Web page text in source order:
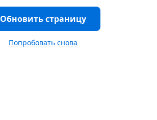
Обновить страницу
Попробовать снова